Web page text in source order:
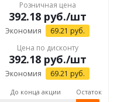
Розничная цена
392.18руб./шт
Экономия 69.21 руб.
Цена по дисконту
392.18руб./шт
Экономия 69.21 руб.
До конца акции Остаток